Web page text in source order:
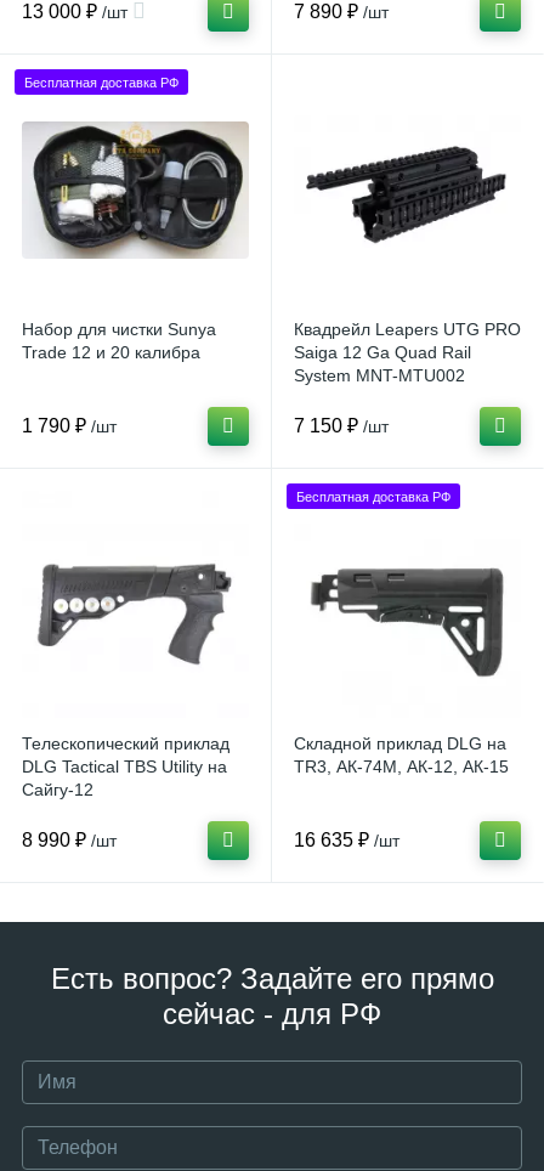
13 000 ₽ /шт 7 890 ₽ /шт
Бесплатная доставка РФ
Набор для чистки Sunya
Trade 12 и 20 калибра
1 790 ₽ /шт
Квадрейл Leapers UTG PRO
Saiga 12 Ga Quad Rail
System MNT-MTU002
7 150 ₽ /шт
Телескопический приклад
DLG Tactical TBS Utility на
Сайгу-12
8 990 ₽ /шт
Бесплатная доставка РФ
Складной приклад DLG на
TR3, АК-74М, АК-12, АК-15
16 635 ₽ /шт
Есть вопрос? Задайте его прямо
сейчас - для РФ